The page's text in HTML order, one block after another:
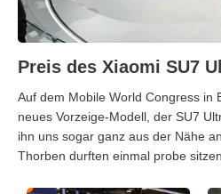
Preis des Xiaomi SU7
Auf dem Mobile World Congress in
neues Vorzeige-Modell, der SU7
ihn uns sogar ganz aus der Nähe
Thorben durften einmal probe sitzen.